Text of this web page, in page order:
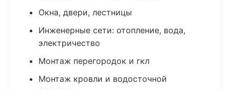
Окна, двери, лестницы
Инженерные сети: отопление, вода,
электричество
Монтаж перегородок и гкл
Монтаж кровли и водосточной